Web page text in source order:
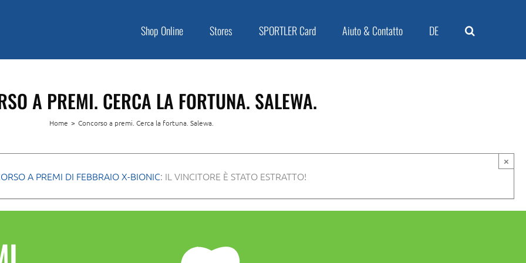
Shop Online Stores SPORTLER Card Aiuto & Contatto DE
A PREMI. CERCA LA FORTUNA. SALEWA.
Home > Concorso a premi. Cerca la fortuna. Salewa.
×
A PREMI DI FEBBRAIO X-BIONIC: IL VINCITORE È STATO ESTRATTO!